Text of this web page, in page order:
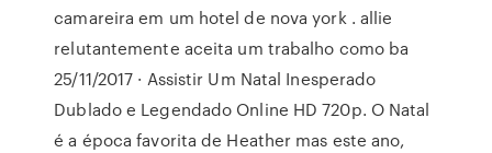
camareira em um hotel de nova york . allie
relutantemente aceita um trabalho como ba
25/11/2017 · Assistir Um Natal Inesperado
Dublado e Legendado Online HD 720p. O Natal
é a época favorita de Heather mas este ano,